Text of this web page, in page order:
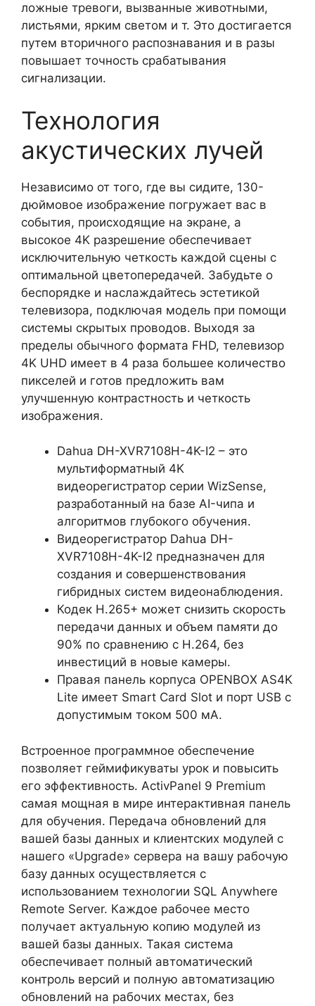
ложные тревоги, вызванные животными,
листьями, ярким светом и т. Это достигается
путем вторичного распознавания и в разы
повышает точность срабатывания
сигнализации.
Технология
акустических лучей
Независимо от того, где вы сидите, 130-
дюймовое изображение погружает вас в
события, происходящие на экране, а
высокое 4K разрешение обеспечивает
исключительную четкость каждой сцены с
оптимальной цветопередачей. Забудьте о
беспорядке и наслаждайтесь эстетикой
телевизора, подключая модель при помощи
системы скрытых проводов. Выходя за
пределы обычного формата FHD, телевизор
4K UHD имеет в 4 раза большее количество
пикселей и готов предложить вам
улучшенную контрастность и четкость
изображения.
Dahua DH-XVR7108H-4K-I2 – это
мультиформатный 4K
видеорегистратор серии WizSense,
разработанный на базе AI-чипа и
алгоритмов глубокого обучения.
Видеорегистратор Dahua DH-
XVR7108H-4K-I2 предназначен для
создания и совершенствования
гибридных систем видеонаблюдения.
Кодек H.265+ может снизить скорость
передачи данных и объем памяти до
90% по сравнению с H.264, без
инвестиций в новые камеры.
Правая панель корпуса OPENBOX AS4K
Lite имеет Smart Card Slot и порт USB с
допустимым током 500 мА.
Встроенное программное обеспечение
позволяет геймификуваты урок и повысить
его эффективность. ActivPanel 9 Premium
самая мощная в мире интерактивная панель
для обучения. Передача обновлений для
вашей базы данных и клиентских модулей с
нашего «Upgrade» сервера на вашу рабочую
базу данных осуществляется с
использованием технологии SQL Anywhere
Remote Server. Каждое рабочее место
получает актуальную копию модулей из
вашей базы данных. Такая система
обеспечивает полный автоматический
контроль версий и полную автоматизацию
обновлений на рабочих местах, без